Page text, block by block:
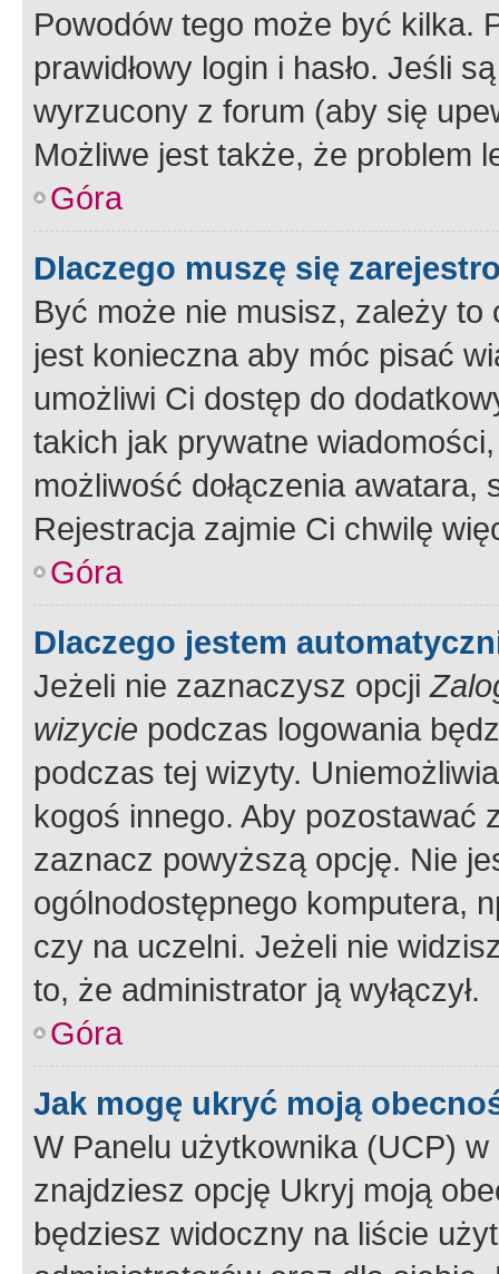
Powodów tego może być kilka.
prawidłowy login i hasło. Jeśli
wyrzucony z forum (aby się
Możliwe jest także, że problem
Góra
Dlaczego muszę się
Być może nie musisz, zależy
jest konieczna aby móc pisać
umożliwi Ci dostęp do
takich jak prywatne
możliwość dołączenia
Rejestracja zajmie Ci chwilę
Góra
Dlaczego jestem
Jeżeli nie zaznaczysz opcji
wizycie podczas logowania
podczas tej wizyty.
kogoś innego. Aby pozostawać
zaznacz powyższą opcję. Nie
ogólnodostępnego komputera,
czy na uczelni. Jeżeli nie
to, że administrator ją wyłączył.
Góra
Jak mogę ukryć moją
W Panelu użytkownika (UCP) w
znajdziesz opcję Ukryj moją
będziesz widoczny na liście